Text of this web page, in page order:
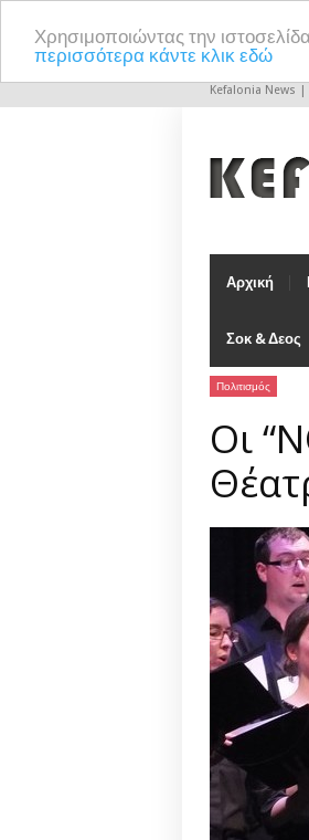
Χρησιμοποιώντας την
περισσότερα κάντε κλικ εδώ
Kefalonia News
Αρχική
Σοκ & Δεος
Πολιτισμός
Οι